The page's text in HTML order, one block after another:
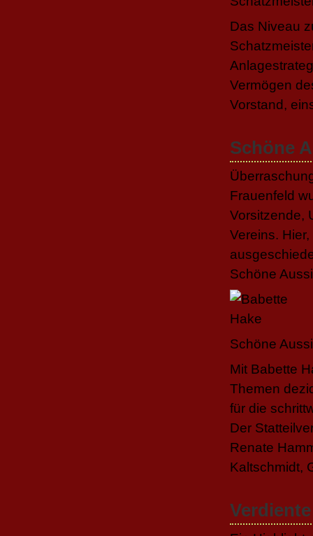
Das Niveau
Vermögen
Vorstand,
Schöne
Frauenfeld
Vorsitzende,
Vereins.
Schöne
Schöne
Mit Babette
Themen
für die
Der
Renate
Kaltschmidt,